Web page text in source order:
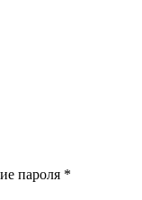
пароля *